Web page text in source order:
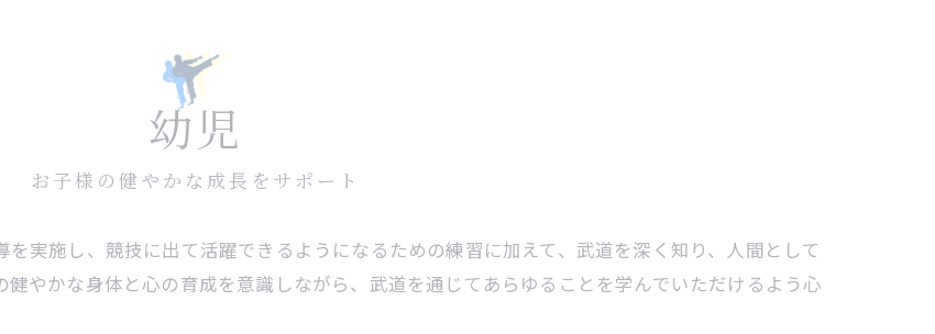
幼児
お子様の健やかな成長をサポート
実施し、競技に出て活躍できるようになるための練習に加えて、武道を深く知り、人間として
やかな身体と心の育成を意識しながら、武道を通じてあらゆることを学んでいただけるよう心